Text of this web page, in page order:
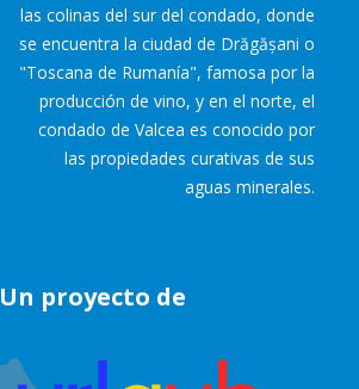
las colinas del sur del condado, donde
se encuentra la ciudad de Drăgășani o
"Toscana de Rumanía", famosa por la
producción de vino, y en el norte, el
condado de Valcea es conocido por
las propiedades curativas de sus
aguas minerales.
Un proyecto de